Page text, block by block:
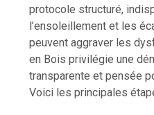
protocole structuré,
l’ensoleillement et les
peuvent aggraver les
en Bois privilégie une
transparente et pensée
Voici les principales